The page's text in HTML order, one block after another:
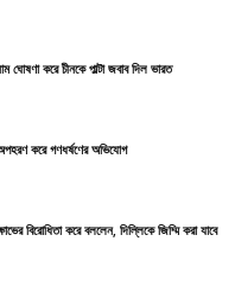
ঘোষণা করে চীনকে পাল্টা জবাব দিল ভারত
করে গণধর্ষণের অভিযোগ
বিরোধিতা করে বললেন, দিল্লিকে জিম্মি করা যাবে